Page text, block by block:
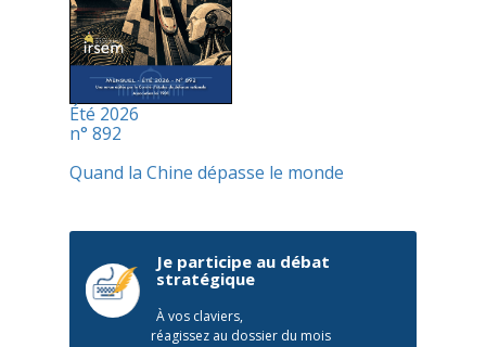
Été 2026
n° 892
Quand la Chine dépasse le monde
Je participe au débat
stratégique
À vos claviers,
réagissez au dossier du mois